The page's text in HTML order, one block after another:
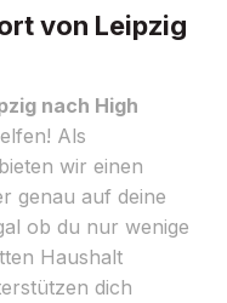
von Leipzig
nach High
Als
wir einen
genau auf deine
ob du nur wenige
Haushalt
dich